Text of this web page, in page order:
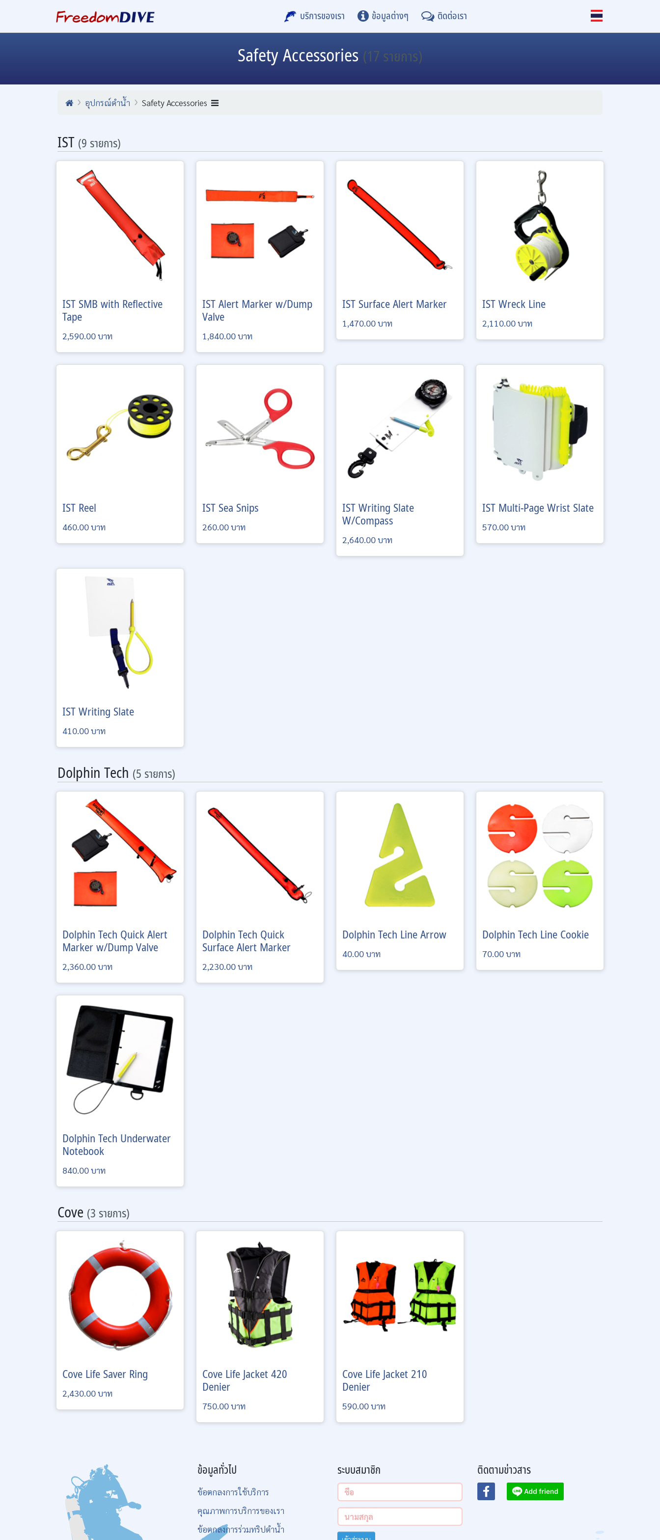
บริการของเรา ข้อมูลต่างๆ ติดต่อเรา
Safety Accessories (17 รายการ)
อุปกรณ์ดำน้ำ Safety Accessories
IST (9 รายการ)
IST SMB with Reflective
Tape
2,590.00 บาท
ISTAlert Marker w/Dump
Valve
1,840.00 บาท
IST Surface Alert Marker
1,470.00 บาท
ISTWreck Line
2,110.00 บาท
IST Reel
460.00 บาท
IST Sea Snips
260.00 บาท
ISTWriting Slate
W/Compass
2,640.00 บาท
IST Multi-Page Wrist Slate
570.00 บาท
ISTWriting Slate
410.00 บาท
Dolphin Tech (5 รายการ)
Dolphin Tech Quick Alert
Marker w/Dump Valve
2,360.00 บาท
Dolphin Tech Quick
Surface Alert Marker
2,230.00 บาท
Dolphin Tech Line Arrow
40.00 บาท
Dolphin Tech Line Cookie
70.00 บาท
Dolphin Tech Underwater
Notebook
840.00 บาท
Cove (3 รายการ)
Cove Life Saver Ring
2,430.00 บาท
Cove Life Jacket 420
Denier
750.00 บาท
Cove Life Jacket 210
Denier
590.00 บาท
ข้อมูลทั่วไป
ข้อตกลงการใช้บริการ
คุณภาพการบริการของเรา
ข้อตกลงการร่วมทริปดำน้ำ
ระบบสมาชิก ติดตามข่าวสาร